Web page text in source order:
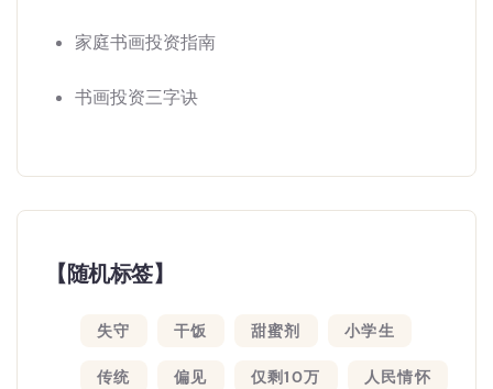
家庭书画投资指南
书画投资三字诀
【随机标签】
失守 干饭 甜蜜剂 小学生
传统 偏见 仅剩10万 人民情怀